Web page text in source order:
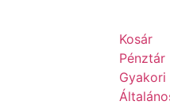
Kosár
Pénztár
Gyakori